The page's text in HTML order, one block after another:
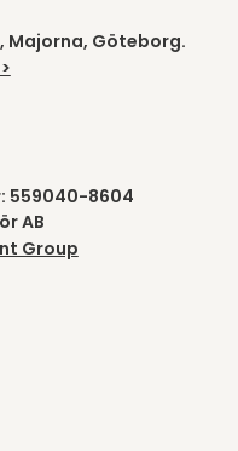
Majorna, Göteborg.
559040-8604
AB
Group